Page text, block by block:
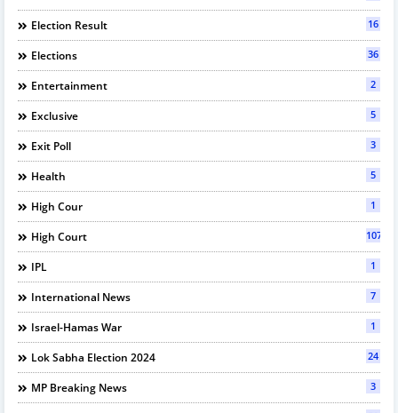
Election Result 16
Elections 36
Entertainment 2
Exclusive 5
Exit Poll 3
Health 5
High Cour 1
High Court 107
IPL 1
International News 7
Israel-Hamas War 1
Lok Sabha Election 2024 24
MP Breaking News 3